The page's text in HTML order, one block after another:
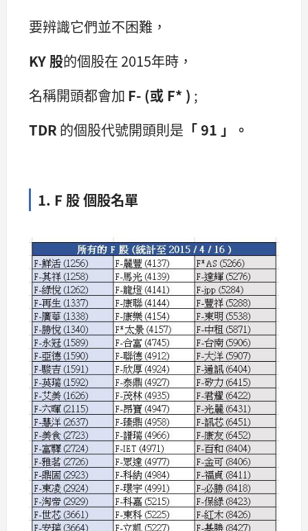
要辨識它們並不困難，
KY 股的個股在 2015年時，
名稱開頭都會加 F- (或 F* ) ;
TDR 的個股代號開頭則是 「 91 」。
1. F 股 個股名單